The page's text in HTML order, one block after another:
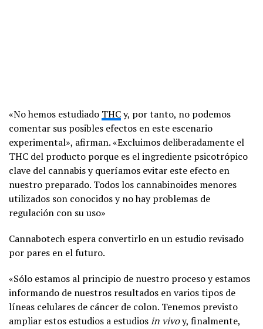
«No hemos estudiado THCy, por tanto, no podemos
comentar sus posibles efectos en este escenario
experimental», afirman. «Excluimos deliberadamente el
THC del producto porque es el ingrediente psicotrópico
clave del cannabis y queríamos evitar este efecto en
nuestro preparado. Todos los cannabinoides menores
utilizados son conocidos y no hay problemas de
regulación con su uso»
Cannabotech espera convertirlo en un estudio revisado
por pares en el futuro.
«Sólo estamos al principio de nuestro proceso y estamos
informando de nuestros resultados en varios tipos de
líneas celulares de cáncer de colon. Tenemos previsto
ampliar estos estudios a estudiosin vivoy, finalmente,